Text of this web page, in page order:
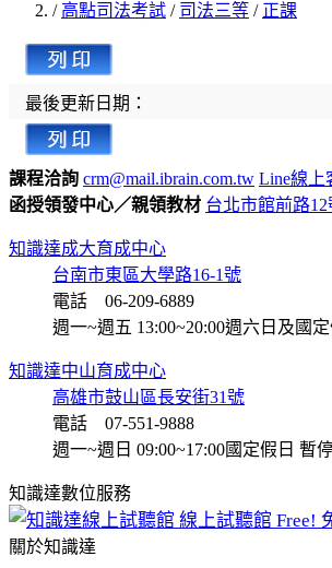
/ 高點司法考試 / 司法三等 / 正課
最後更新日期：
課程洽詢 crm@mail.ibrain.com.tw Line線上
函授領發中心／親領教材 台北市館前路12
知識達成大育成中心
台南市東區大學路16-1號
電話 06-209-6889
週一~週五 13:00~20:00週六日及國
知識達中山育成中心
高雄市鼓山區長安街31號
電話 07-551-9888
週一~週日 09:00~17:00國定假日 暫
知識達數位服務
線上試聽館 Free!
關於知識達